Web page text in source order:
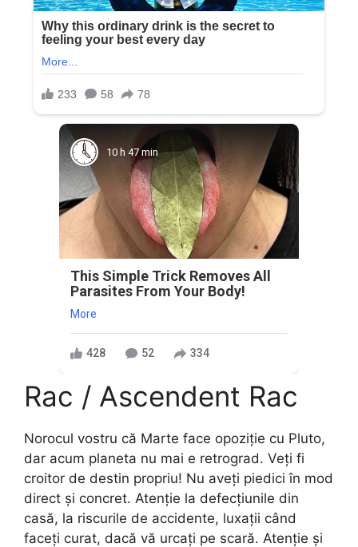
10 h 47 min
This Simple Trick Removes All
Parasites From Your Body!
More
428 52 334
Rac / Ascendent Rac
Norocul vostru că Marte face opoziție cu Pluto,
dar acum planeta nu mai e retrograd. Veți fi
croitor de destin propriu! Nu aveți piedici în mod
direct și concret. Atenție la defecțiunile din
casă, la riscurile de accidente, luxații când
faceți curat, dacă vă urcați pe scară. Atenție și